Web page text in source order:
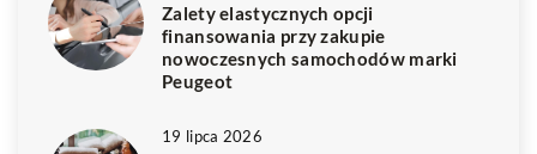
Zalety elastycznych opcji
finansowania przy zakupie
nowoczesnych samochodów marki
Peugeot
19 lipca 2026